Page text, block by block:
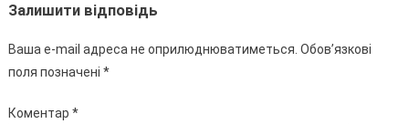
Залишити відповідь
Ваша e-mail адреса не оприлюднюватиметься. Обов’язкові
поля позначені *
Коментар *